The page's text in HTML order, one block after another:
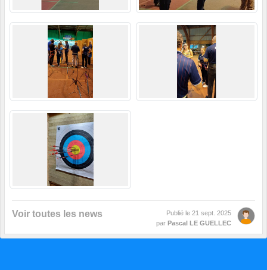
Voir toutes les news Publié le 21 sept. 2025
par Pascal LE GUELLEC